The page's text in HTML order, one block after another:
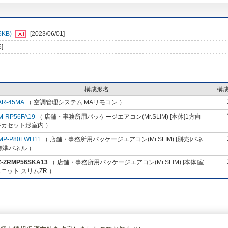
[2023/06/01]
構成形名
構
45MA （ 空調管理システム MAリモコン ）
RP56FA19 （ 店舗・事務所用パッケージエアコン(Mr.SLIM) [本体]1方向
セット形室内 ）
P80FWH11 （ 店舗・事務所用パッケージエアコン(Mr.SLIM) [別売]パネ
準パネル ）
ZRMP56SKA13 （ 店舗・事務所用パッケージエアコン(Mr.SLIM) [本体]室
ット スリムZR ）